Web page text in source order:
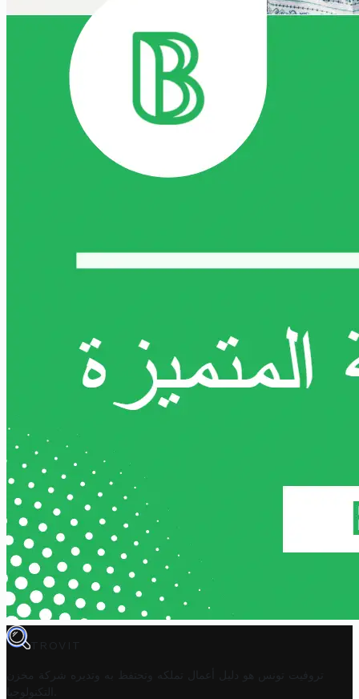
TROVIT
تروفيت تونس هو دليل أعمال تملكه وتحتفظ به وتديره
شركة مخزن
التكنولوجيا